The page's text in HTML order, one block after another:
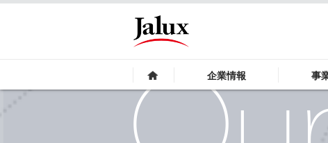
企業情報 事